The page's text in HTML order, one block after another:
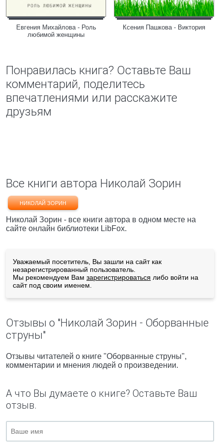
Евгения Михайлова - Роль
любимой женщины
Ксения Пашкова - Виктория
Понравилась книга? Оставьте Ваш
комментарий, поделитесь
впечатлениями или расскажите
друзьям
Все книги автора Николай Зорин
НИКОЛАЙ ЗОРИН
Николай Зорин - все книги автора в одном месте на
сайте онлайн библиотеки LibFox.
Уважаемый посетитель, Вы зашли на сайт как
незарегистрированный пользователь.
Мы рекомендуем Вам зарегистрироваться либо войти на
сайт под своим именем.
Отзывы о "Николай Зорин - Оборванные
струны"
Отзывы читателей о книге "Оборванные струны",
комментарии и мнения людей о произведении.
А что Вы думаете о книге? Оставьте Ваш
отзыв.